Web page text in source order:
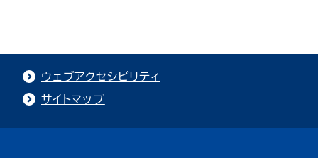
ウェブアクセシビリティ
サイトマップ